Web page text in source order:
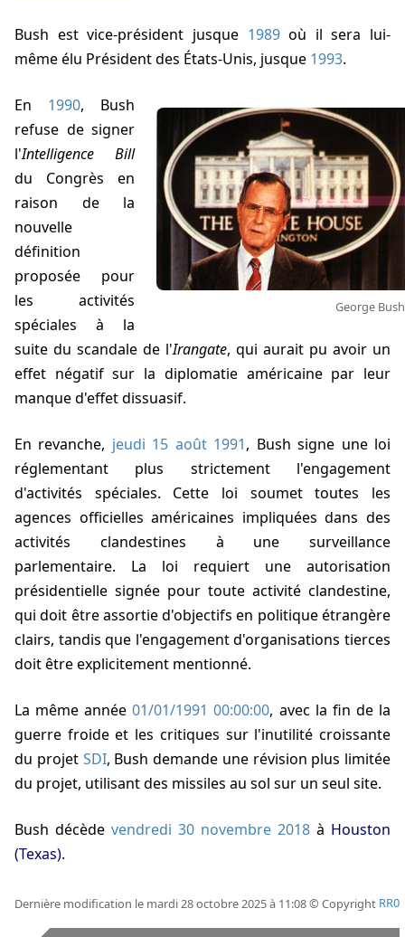
Bush est vice-président jusque 1989où il sera lui-
même élu Président des États-Unis, jusque 1993.
George Bush
En 1990, Bush
refuse de signer
l'Intelligence Bill
du Congrès en
raison de la
nouvelle
définition
proposée pour
les activités
spéciales à la
suite du scandale de l'Irangate, qui aurait pu avoir un
effet négatif sur la diplomatie américaine par leur
manque d'effet dissuasif.
En revanche, jeudi 15 août 1991, Bush signe une loi
réglementant plus strictement l'engagement
d'activités spéciales. Cette loi soumet toutes les
agences officielles américaines impliquées dans des
activités clandestines à une surveillance
parlementaire. La loi requiert une autorisation
présidentielle signée pour toute activité clandestine,
qui doit être assortie d'objectifs en politique étrangère
clairs, tandis que l'engagement d'organisations tierces
doit être explicitement mentionné.
La même année01/01/1991 00:00:00, avec la fin de la
guerre froide et les critiques sur l'inutilité croissante
du projet SDI, Bush demande une révision plus limitée
du projet, utilisant des missiles au sol sur un seul site.
Bush décède vendredi 30 novembre 2018 à Houston
(Texas).
Dernière modification le mardi 28 octobre 2025 à 11:08 © Copyright RR0